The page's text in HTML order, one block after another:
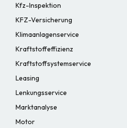
Kfz-Inspektion
KFZ-Versicherung
Klimaanlagenservice
Kraftstoffeffizienz
Kraftstoffsystemservice
Leasing
Lenkungsservice
Marktanalyse
Motor